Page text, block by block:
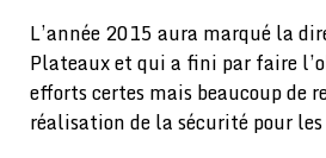
L’année 2015 aura marqué la
Plateaux et qui a fini par faire
efforts certes mais beaucoup de
réalisation de la sécurité pour